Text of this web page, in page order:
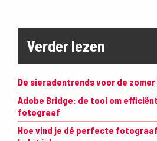
Verder lezen
De sieradentrends voor de zomer
Adobe Bridge: de tool om
fotograaf
Hoe vind je dé perfecte